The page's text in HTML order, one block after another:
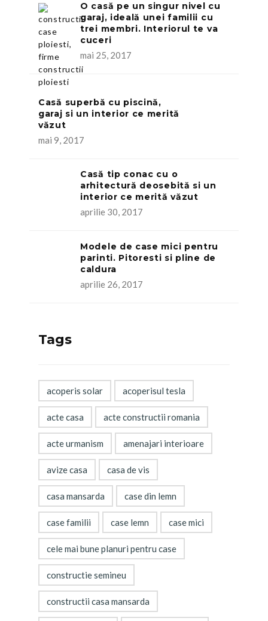
O casă pe un singur nivel cu
garaj, ideală unei familii cu
trei membri. Interiorul te va
cuceri
mai 25, 2017
Casă superbă cu piscină,
garaj si un interior ce merită
văzut
mai 9, 2017
Casă tip conac cu o
arhitectură deosebită si un
interior ce merită văzut
aprilie 30, 2017
Modele de case mici pentru
parinti. Pitoresti si pline de
caldura
aprilie 26, 2017
Tags
acoperis solar acoperisul tesla
acte casa acte constructii romania
acte urmanism amenajari interioare
avize casa casa de vis
casa mansarda case din lemn
case familii case lemn case mici
cele mai bune planuri pentru case
constructie semineu
constructii casa mansarda